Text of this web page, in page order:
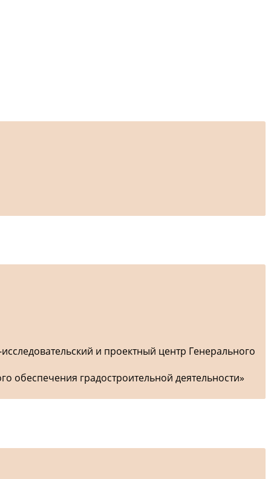
и проектный центр Генерального
обеспечения градостроительной деятельности»